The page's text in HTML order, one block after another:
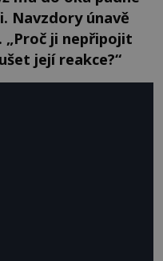
Navzdory únavě
„Proč ji nepřipojit
její reakce?“